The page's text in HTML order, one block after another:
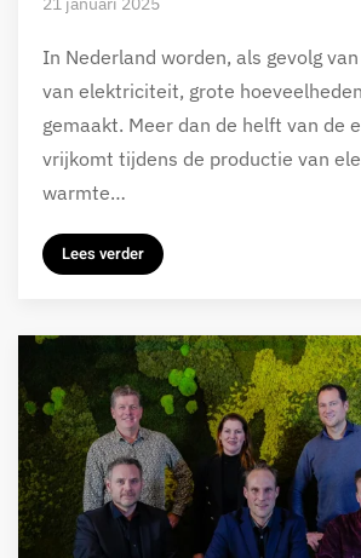
In Nederland worden, als gevolg
van elektriciteit, grote
gemaakt. Meer dan de helft van de
vrijkomt tijdens de productie van
warmte…
Lees verder